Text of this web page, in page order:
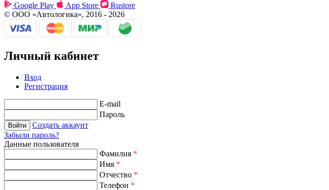
Google Play App Store
Rustore
© ООО «Автологика», 2016 - 2026
Личный кабинет
Вход
Регистрация
E-mail
Пароль
Создать аккаунт
Забыли пароль?
Данные пользователя
Фамилия *
Имя *
Отчество *
Телефон *